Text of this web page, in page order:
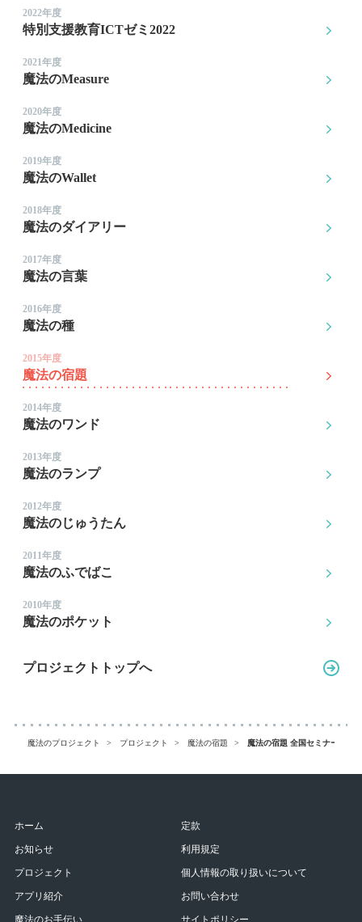
魔法のプロジェクト プロジェクト 魔法の宿題 魔法の宿題 全国セミナー 事例
2022年度
特別支援教育ICTゼミ2022
2021年度
魔法のMeasure
2020年度
魔法のMedicine
2019年度
魔法のWallet
2018年度
魔法のダイアリー
2017年度
魔法の言葉
2016年度
魔法の種
2015年度
魔法の宿題
2014年度
魔法のワンド
2013年度
魔法のランプ
2012年度
魔法のじゅうたん
2011年度
魔法のふでばこ
2010年度
魔法のポケット
プロジェクトトップへ
ホーム
お知らせ
プロジェクト
アプリ紹介
魔法のお手伝い
定款
利用規定
個人情報の取り扱いについて
お問い合わせ
サイトポリシー